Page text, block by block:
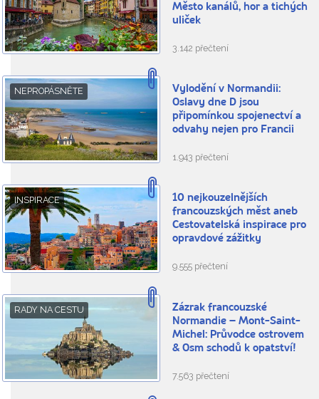
Město kanálů, hor a tichých
uliček
3.142 přečtení
NEPROPÁSNĚTE
Vylodění v Normandii:
Oslavy dne D jsou
připomínkou spojenectví a
odvahy nejen pro Francii
1.943 přečtení
INSPIRACE
10 nejkouzelnějších
francouzských měst aneb
Cestovatelská inspirace pro
opravdové zážitky
9.555 přečtení
RADY NA CESTU
Zázrak francouzské
Normandie – Mont-Saint-
Michel: Průvodce ostrovem
& Osm schodů k opatství!
7.563 přečtení